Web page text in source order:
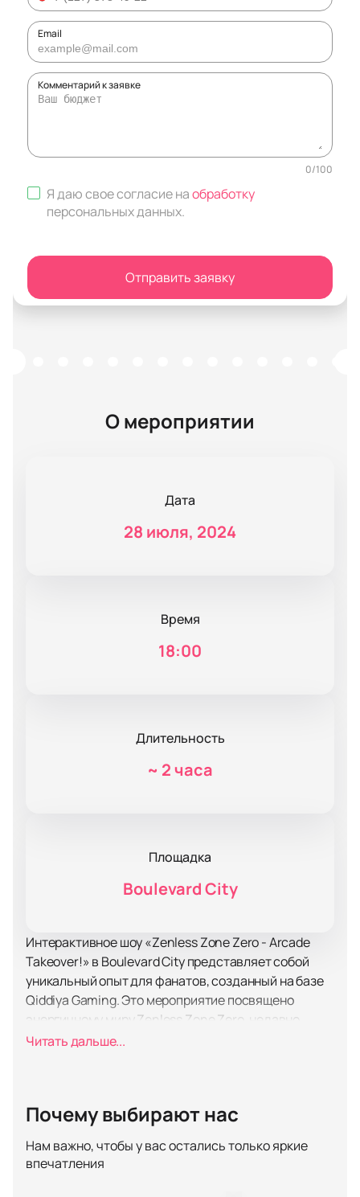
Email
Комментарий к заявке
0/100
Я даю свое согласие наобработку
персональных данных.
Отправить заявку
О мероприятии
Дата
28 июля, 2024
Время
18:00
Длительность
~ 2 часа
Площадка
Boulevard City
Интерактивное шоу «Zenless Zone Zero - Arcade
Takeover!» в Boulevard City представляет собой
уникальный опыт для фанатов, созданный на базе
Qiddiya Gaming. Это мероприятие посвящено
энергичному миру Zenless Zone Zero, недавно
выпущенной игры от HoYoverse, известной по таким
взаимодействовать с любимыми персонажами и
Площадка Boulevard City, где пройдет мероприятие,
представляет собой современный
Читать дальше...
Почему выбирают нас
Нам важно, чтобы у вас остались только яркие
впечатления